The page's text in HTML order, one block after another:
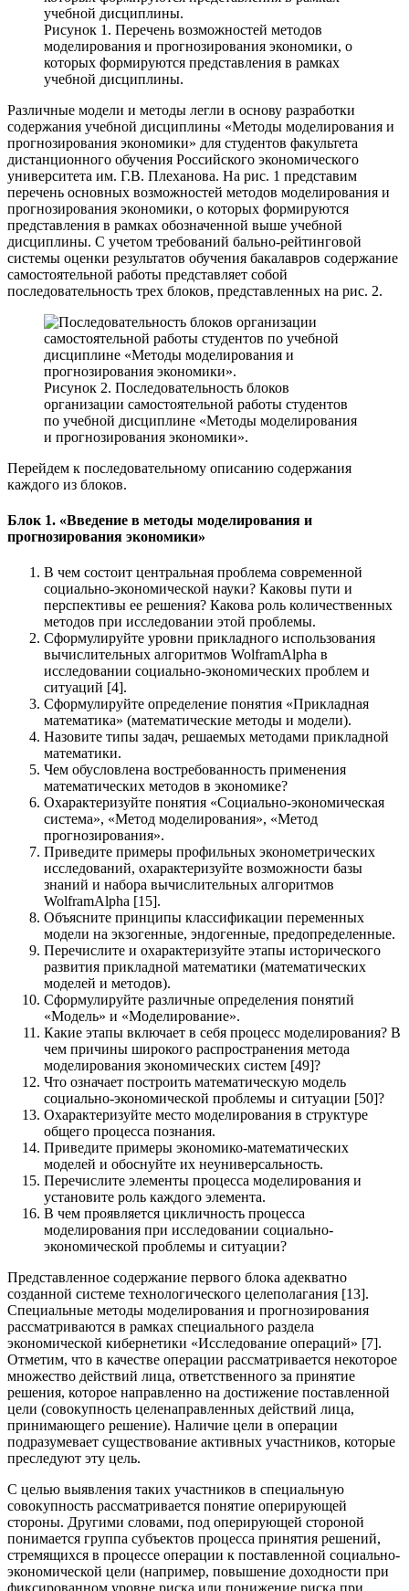
Рисунок 1. Перечень возможностей методов
моделирования и прогнозирования экономики, о
которых формируются представления в рамках
учебной дисциплины.
Различные модели и методы легли в основу разработки
содержания учебной дисциплины «Методы моделирования и
прогнозирования экономики» для студентов факультета
дистанционного обучения Российского экономического
университета им. Г.В. Плеханова. На рис. 1 представим
перечень основных возможностей методов моделирования и
прогнозирования экономики, о которых формируются
представления в рамках обозначенной выше учебной
дисциплины. С учетом требований бально-рейтинговой
системы оценки результатов обучения бакалавров содержание
самостоятельной работы представляет собой
последовательность трех блоков, представленных на рис. 2.
Рисунок 2. Последовательность блоков
организации самостоятельной работы студентов
по учебной дисциплине «Методы моделирования
и прогнозирования экономики».
Перейдем к последовательному описанию содержания
каждого из блоков.
Блок 1. «Введение в методы моделирования и
прогнозирования экономики»
В чем состоит центральная проблема современной
социально-экономической науки? Каковы пути и
перспективы ее решения? Какова роль количественных
методов при исследовании этой проблемы.
Сформулируйте уровни прикладного использования
вычислительных алгоритмов WolframAlpha в
исследовании социально-экономических проблем и
ситуаций [4].
Сформулируйте определение понятия «Прикладная
математика» (математические методы и модели).
Назовите типы задач, решаемых методами прикладной
математики.
Чем обусловлена востребованность применения
математических методов в экономике?
Охарактеризуйте понятия «Социально-экономическая
система», «Метод моделирования», «Метод
прогнозирования».
Приведите примеры профильных эконометрических
исследований, охарактеризуйте возможности базы
знаний и набора вычислительных алгоритмов
WolframAlpha [15].
Объясните принципы классификации переменных
модели на экзогенные, эндогенные, предопределенные.
Перечислите и охарактеризуйте этапы исторического
развития прикладной математики (математических
моделей и методов).
Сформулируйте различные определения понятий
«Модель» и «Моделирование».
Какие этапы включает в себя процесс моделирования? В
чем причины широкого распространения метода
моделирования экономических систем [49]?
Что означает построить математическую модель
социально-экономической проблемы и ситуации [50]?
Охарактеризуйте место моделирования в структуре
общего процесса познания.
Приведите примеры экономико-математических
моделей и обоснуйте их неуниверсальность.
Перечислите элементы процесса моделирования и
установите роль каждого элемента.
В чем проявляется цикличность процесса
моделирования при исследовании социально-
экономической проблемы и ситуации?
Представленное содержание первого блока адекватно
созданной системе технологического целеполагания [13].
Специальные методы моделирования и прогнозирования
рассматриваются в рамках специального раздела
экономической кибернетики «Исследование операций» [7].
Отметим, что в качестве операции рассматривается некоторое
множество действий лица, ответственного за принятие
решения, которое направленно на достижение поставленной
цели (совокупность целенаправленных действий лица,
принимающего решение). Наличие цели в операции
подразумевает существование активных участников, которые
преследуют эту цель.
С целью выявления таких участников в специальную
совокупность рассматривается понятие оперирующей
стороны. Другими словами, под оперирующей стороной
понимается группа субъектов процесса принятия решений,
стремящихся в процессе операции к поставленной социально-
экономической цели (например, повышение доходности при
фиксированном уровне риска или понижение риска при